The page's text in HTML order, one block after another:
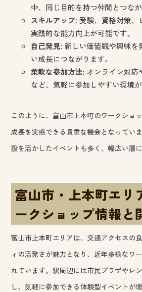
中、同じ目的を持つ仲間とつな
スキルアップ: 受験、資格対策、
実践的な能力向上が可能です。
自己発見: 新しい価値観や興味を
い成長につながります。
柔軟な参加方法: オンライン対応
など、気軽に参加しやすい環境が
このように、富山市上本町のワークショ
成長を実感できる貴重な機会となってい
設を活かしたイベントも多く、幅広い層に
富山市・上本町エリ
ークショップ情報と
富山市上本町エリアは、交通アクセスの
ィの活発さが魅力となり、近年多様なワ
れています。駅周辺には市民プラザやレ
し、気軽に参加できる体験型イベントが